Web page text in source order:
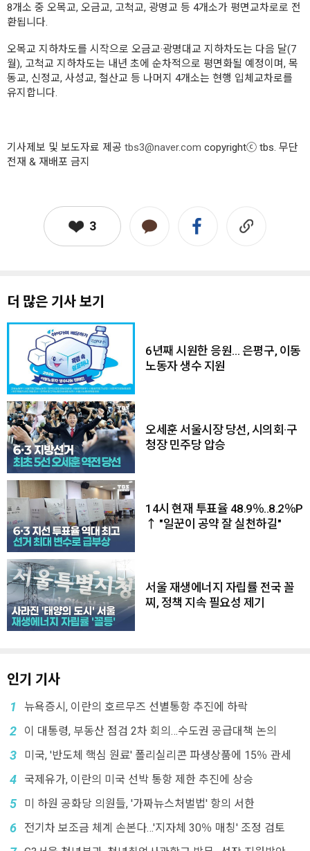
8개소 중 오목교, 오금교, 고척교, 광명교 등 4개소가 평면교차로로 전
환됩니다.
오목교 지하차도를 시작으로 오금교·광명대교 지하차도는 다음 달(7
월), 고척교 지하차도는 내년 초에 순차적으로 평면화될 예정이며, 목
동교, 신정교, 사성교, 철산교 등 나머지 4개소는 현행 입체교차로를
유지합니다.
기사제보 및 보도자료 제공 tbs3@naver.com copyrightⓒ tbs. 무단
전재 & 재배포 금지
3
더 많은 기사 보기
6년째 시원한 응원… 은평구, 이동
노동자 생수 지원
오세훈 서울시장 당선, 시의회·구
청장 민주당 압승
14시 현재 투표율 48.9％..8.2％P
↑ "일꾼이 공약 잘 실천하길"
서울 재생에너지 자립률 전국 꼴
찌, 정책 지속 필요성 제기
인기 기사
1 뉴욕증시, 이란의 호르무즈 선별통항 추진에 하락
2 이 대통령, 부동산 점검 2차 회의…수도권 공급대책 논의
3 미국, '반도체 핵심 원료' 폴리실리콘 파생상품에 15％ 관세
4 국제유가, 이란의 미국 선박 통항 제한 추진에 상승
5 미 하원 공화당 의원들, '가짜뉴스처벌법' 항의 서한
6 전기차 보조금 체계 손본다…'지자체 30％ 매칭' 조정 검토